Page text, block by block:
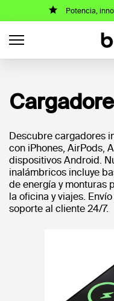
contenido
Potencia,
Descubre cargadores
con iPhones, AirPods,
dispositivos Android.
inalámbricos incluye
de energía y monturas
la oficina y viajes.
soporte al cliente 24/7.